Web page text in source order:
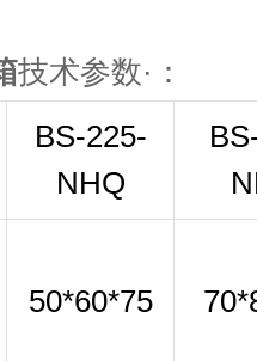
技术参数·：
BS-225-
NHQ
50*60*75